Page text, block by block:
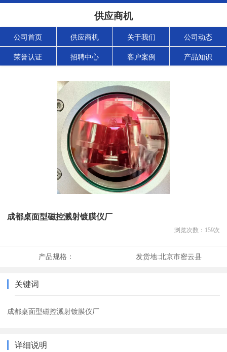
供应商机
公司首页 供应商机 关于我们 公司动态
荣誉认证 招聘中心 客户案例 产品知识
成都桌面型磁控溅射镀膜仪厂
浏览次数： 159次
产品规格： 发货地:北京市密云县
关键词
成都桌面型磁控溅射镀膜仪厂
详细说明